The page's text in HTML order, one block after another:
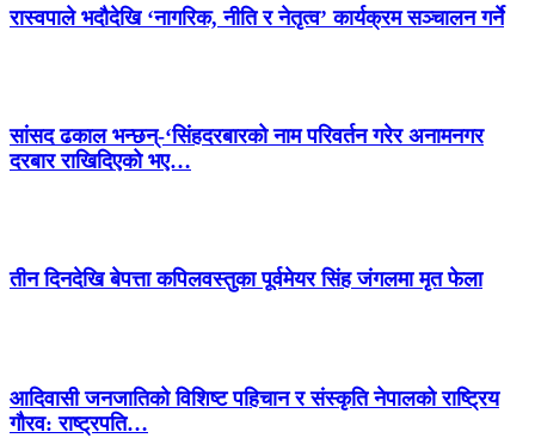
रास्वपाले भदौदेखि ‘नागरिक, नीति र नेतृत्व’ कार्यक्रम सञ्चालन गर्ने
सांसद ढकाल भन्छन्-‘सिंहदरबारको नाम परिवर्तन गरेर अनामनगर
दरबार राखिदिएको भए…
तीन दिनदेखि बेपत्ता कपिलवस्तुका पूर्वमेयर सिंह जंगलमा मृत फेला
आदिवासी जनजातिको विशिष्ट पहिचान र संस्कृति नेपालको राष्ट्रिय
गौरव: राष्ट्रपति…